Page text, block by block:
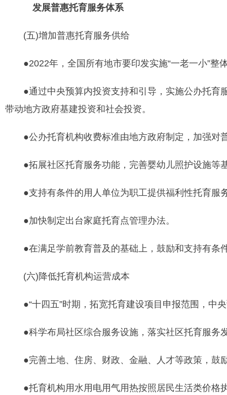
发展普惠托育服务体系
(五)增加普惠托育服务供给
●2022年，全国所有地市要印发实施“一老一小”整
●通过中央预算内投资支持和引导，实施公办托育
带动地方政府基建投资和社会投资。
●公办托育机构收费标准由地方政府制定，加强对
●拓展社区托育服务功能，完善婴幼儿照护设施等
●支持有条件的用人单位为职工提供福利性托育服
●加快制定出台家庭托育点管理办法。
●在满足学前教育普及的基础上，鼓励和支持有条
(六)降低托育机构运营成本
●“十四五”时期，拓宽托育建设项目申报范围，中
●科学布局社区综合服务设施，落实社区托育服务
●完善土地、住房、财政、金融、人才等政策，鼓
●托育机构用水用电用气用热按照居民生活类价格